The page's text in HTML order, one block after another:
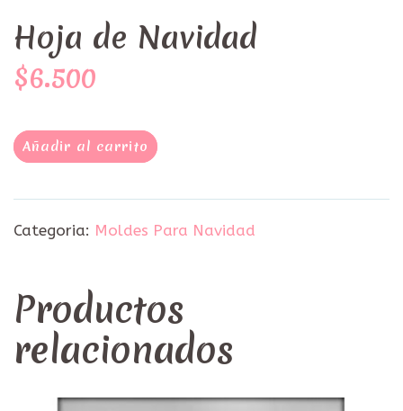
Hoja de Navidad
$6.500
Añadir al carrito
Categoria: Moldes Para Navidad
Productos
relacionados